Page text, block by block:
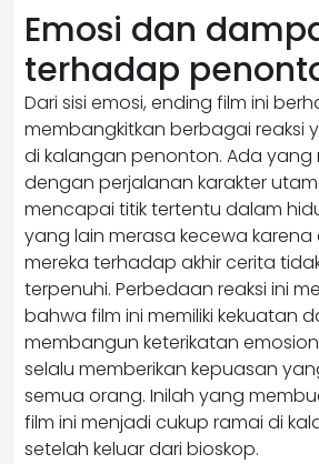
Emosi dan
terhadap
Dari sisi emosi, ending film ini
membangkitkan berbagai reaksi
di kalangan penonton. Ada yang
dengan perjalanan karakter
mencapai titik tertentu dalam
yang lain merasa kecewa karena
mereka terhadap akhir cerita
terpenuhi. Perbedaan reaksi ini
bahwa film ini memiliki kekuatan
membangun keterikatan
selalu memberikan kepuasan
semua orang. Inilah yang
film ini menjadi cukup ramai di
setelah keluar dari bioskop.